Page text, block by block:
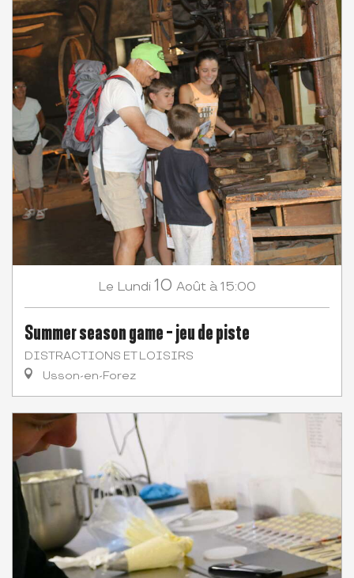
Le Lundi 10 Août à 15:00
Summer season game - jeu de piste
DISTRACTIONS ET LOISIRS
Usson-en-Forez